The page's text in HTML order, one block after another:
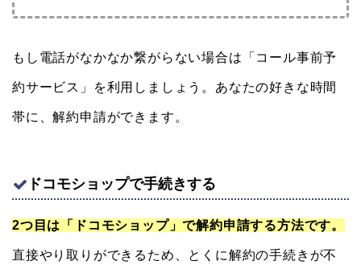
もし電話がなかなか繋がらない場合は「コール事前予
約サービス」を利用しましょう。あなたの好きな時間
帯に、解約申請ができます。
ドコモショップで手続きする
2つ目は「ドコモショップ」で解約申請する方法です。
直接やり取りができるため、とくに解約の手続きが不